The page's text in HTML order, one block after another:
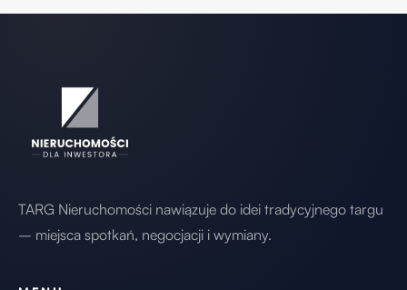
TARG Nieruchomości nawiązuje do idei tradycyjnego targu
– miejsca spotkań, negocjacji i wymiany.